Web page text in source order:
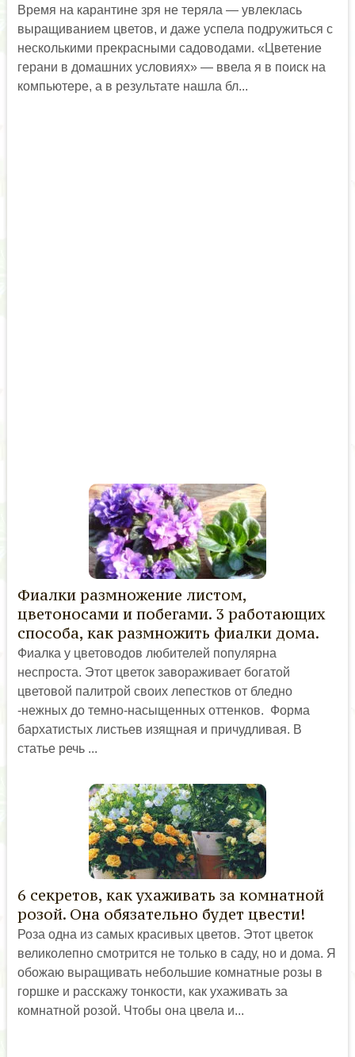
Время на карантине зря не теряла — увлеклась
выращиванием цветов, и даже успела подружиться с
несколькими прекрасными садоводами. «Цветение
герани в домашних условиях» — ввела я в поиск на
компьютере, а в результате нашла бл...
Фиалки размножение листом,
цветоносами и побегами. 3 работающих
способа, как размножить фиалки дома.
Фиалка у цветоводов любителей популярна
неспроста. Этот цветок завораживает богатой
цветовой палитрой своих лепестков от бледно
-нежных до темно-насыщенных оттенков. Форма
бархатистых листьев изящная и причудливая. В
статье речь ...
6 секретов, как ухаживать за комнатной
розой. Она обязательно будет цвести!
Роза одна из самых красивых цветов. Этот цветок
великолепно смотрится не только в саду, но и дома. Я
обожаю выращивать небольшие комнатные розы в
горшке и расскажу тонкости, как ухаживать за
комнатной розой. Чтобы она цвела и...